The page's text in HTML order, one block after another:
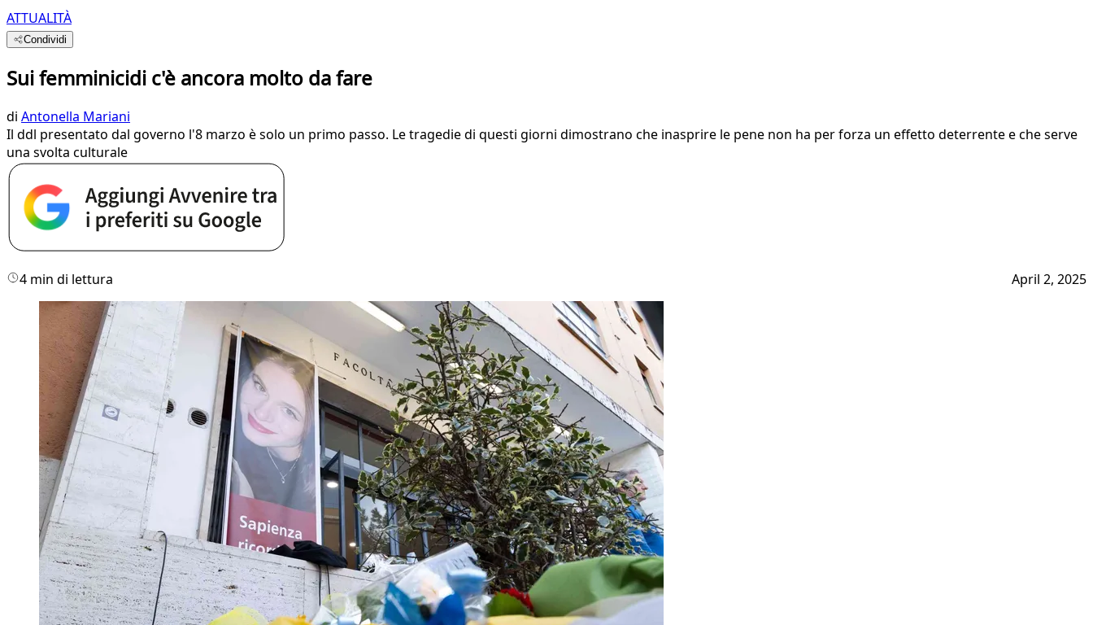
ATTUALITÀ
Condividi
Sui femminicidi c'è ancora molto da fare
di Antonella Mariani
Il ddl presentato dal governo l'8 marzo è solo un primo passo. Le tragedie di questi giorni dimostrano che inasprire le pene non ha per forza un effetto deterrente e che serve
una svolta culturale
4 min di lettura April 2, 2025